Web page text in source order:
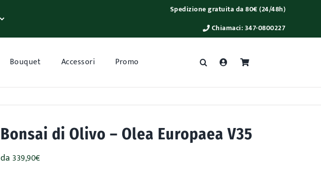
Spedizione gratuita da 80€ (24/48h)
Chiamaci:347-0800227
Bouquet Accessori Promo
Bonsai di Olivo – Olea Europaea V35
da339,90€